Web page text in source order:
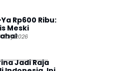
Rp600 Ribu:
Meski
July 2026
Jadi Raja